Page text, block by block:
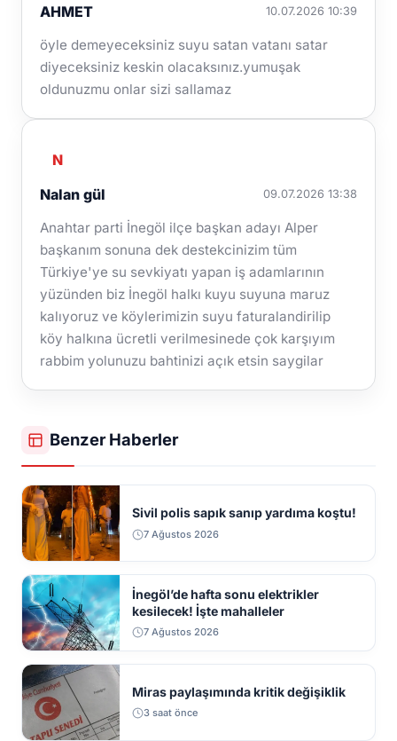
AHMET 10.07.2026 10:39
öyle demeyeceksiniz suyu satan vatanı satar
diyeceksiniz keskin olacaksınız.yumuşak
oldunuzmu onlar sizi sallamaz
N
Nalan gül
09.07.2026 13:38
Anahtar parti İnegöl ilçe başkan adayı Alper
başkanım sonuna dek destekcinizim tüm
Türkiye'ye su sevkiyatı yapan iş adamlarının
yüzünden biz İnegöl halkı kuyu suyuna maruz
kalıyoruz ve köylerimizin suyu faturalandirilip
köy halkına ücretli verilmesinede çok karşıyım
rabbim yolunuzu bahtinizi açık etsin saygilar
Benzer Haberler
Sivil polis sapık sanıp yardıma koştu!
7 Ağustos 2026
İnegöl’de hafta sonu elektrikler
kesilecek! İşte mahalleler
7 Ağustos 2026
Miras paylaşımında kritik değişiklik
3 saat önce